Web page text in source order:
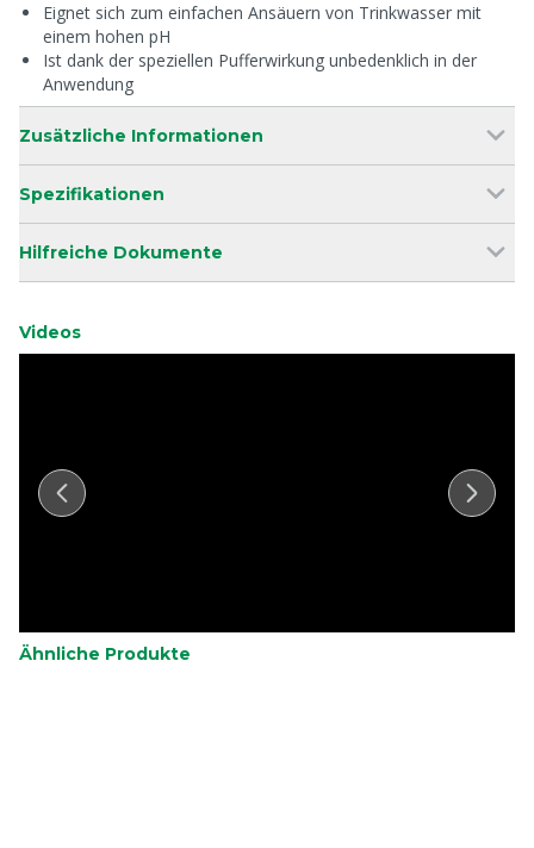
Eignet sich zum einfachen Ansäuern von Trinkwasser mit
einem hohen pH
Ist dank der speziellen Pufferwirkung unbedenklich in der
Anwendung
Zusätzliche Informationen
Spezifikationen
Hilfreiche Dokumente
Videos
Ähnliche Produkte